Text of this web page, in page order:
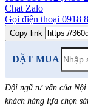
Chat Zalo
Gọi điện thoại 0918
Copy link
ĐẶT MUA
Đội ngũ tư vấn của
khách hàng lựa chọn